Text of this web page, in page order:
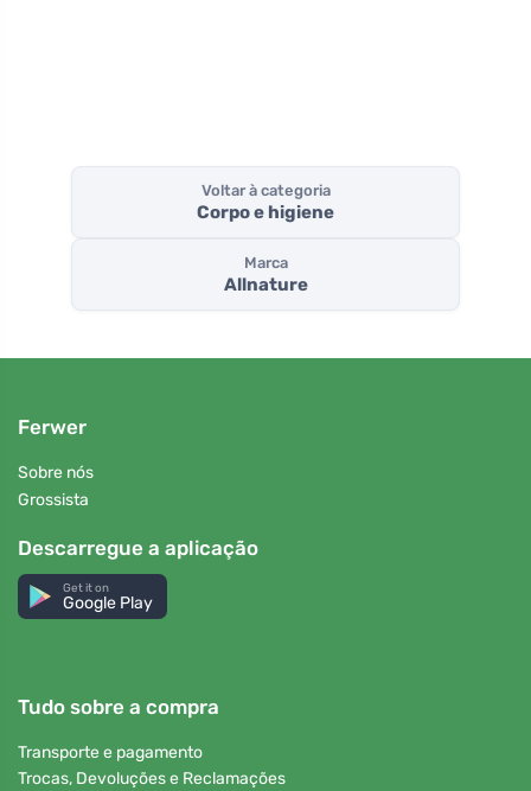
Voltar à categoria
Corpo e higiene
Marca
Allnature
Ferwer
Sobre nós
Grossista
Descarregue a aplicação
Get it on
Google Play
Tudo sobre a compra
Transporte e pagamento
Trocas, Devoluções e Reclamações